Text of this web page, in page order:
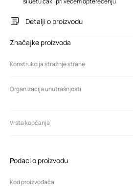
Detalji o proizvodu
Značajke proizvoda
Konstrukcija stražnje strane
Organizacija unutrašnjosti
Vrsta kopčanja
Podaci o proizvodu
Kod proizvođača